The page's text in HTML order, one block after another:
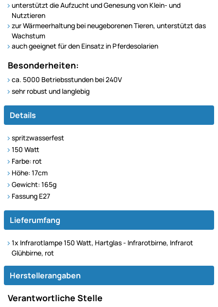
unterstützt die Aufzucht und Genesung von Klein- und
Nutztieren
zur Wärmeerhaltung bei neugeborenen Tieren, unterstützt das
Wachstum
auch geeignet für den Einsatz in Pferdesolarien
Besonderheiten:
ca. 5000 Betriebsstunden bei 240V
sehr robust und langlebig
Details
spritzwasserfest
150 Watt
Farbe: rot
Höhe: 17cm
Gewicht: 165g
Fassung E27
Lieferumfang
1x Infrarotlampe 150 Watt, Hartglas - Infrarotbirne, Infrarot
Glühbirne, rot
Herstellerangaben
Verantwortliche Stelle